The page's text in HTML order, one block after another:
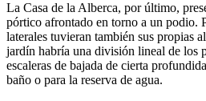
La Casa de la Alberca, por último,
pórtico afrontado en torno a un podio.
laterales tuvieran también sus propias
jardín habría una división lineal de los
escaleras de bajada de cierta
baño o para la reserva de agua.